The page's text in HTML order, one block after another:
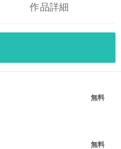
作品詳細
無料
無料